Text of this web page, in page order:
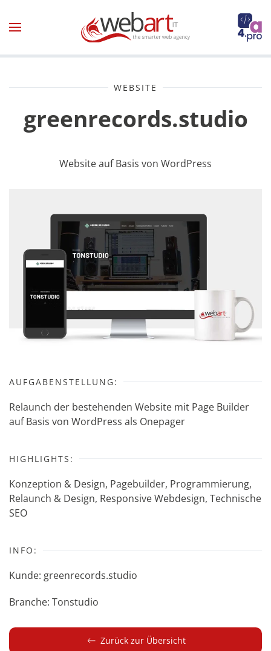
Zum Hauptinhalt springen
WEBSITE
greenrecords.studio
Website auf Basis von WordPress
AUFGABENSTELLUNG:
Relaunch der bestehenden Website mit Page Builder
auf Basis von WordPress als Onepager
HIGHLIGHTS:
Konzeption & Design, Pagebuilder, Programmierung,
Relaunch & Design, Responsive Webdesign, Technische
SEO
INFO:
Kunde: greenrecords.studio
Branche: Tonstudio
Zurück zur Übersicht